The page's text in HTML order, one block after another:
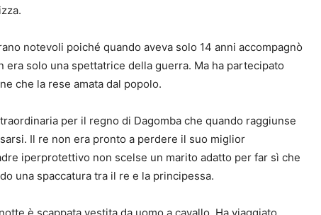
notevoli poiché quando aveva solo 14 anni accompagnò
era solo una spettatrice della guerra. Ma ha partecipato
che la rese amata dal popolo.
per il regno di Dagomba che quando raggiunse
Il re non era pronto a perdere il suo miglior
iperprotettivo non scelse un marito adatto per far sì che
una spaccatura tra il re e la principessa.